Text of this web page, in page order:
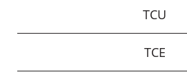
TCU
TCE